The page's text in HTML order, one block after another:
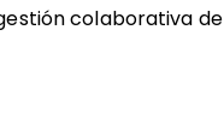
colaborativa de